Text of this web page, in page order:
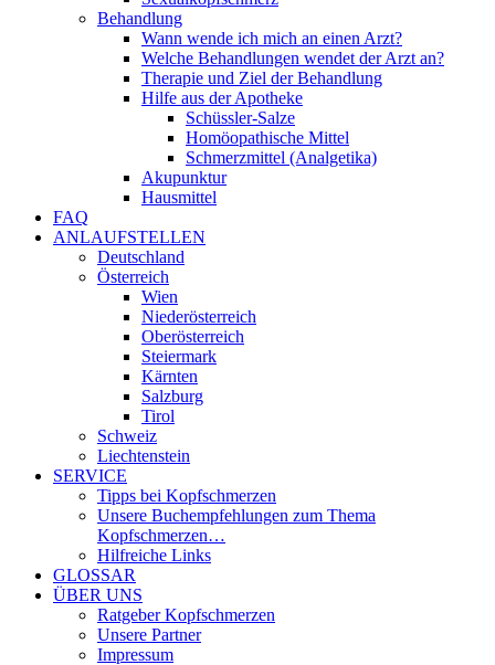
Behandlung
Wann wende ich mich an einen Arzt?
Welche Behandlungen wendet der Arzt an?
Therapie und Ziel der Behandlung
Hilfe aus der Apotheke
Schüssler-Salze
Homöopathische Mittel
Schmerzmittel (Analgetika)
Akupunktur
Hausmittel
FAQ
ANLAUFSTELLEN
Deutschland
Österreich
Wien
Niederösterreich
Oberösterreich
Steiermark
Kärnten
Salzburg
Tirol
Schweiz
Liechtenstein
SERVICE
Tipps bei Kopfschmerzen
Unsere Buchempfehlungen zum Thema
Kopfschmerzen…
Hilfreiche Links
GLOSSAR
ÜBER UNS
Ratgeber Kopfschmerzen
Unsere Partner
Impressum